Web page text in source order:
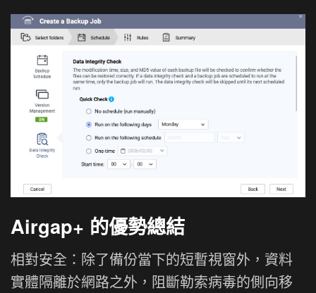
Airgap+ 的優勢總結
相對安全：除了備份當下的短暫視窗外，資料
實體隔離於網路之外，阻斷勒索病毒的側向移